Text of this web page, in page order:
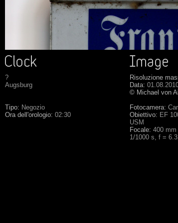
?
Augsburg
Tipo: Negozio
Ora dell'orologio: 02:30
Risoluzione
Data:
© Michael von
Fotocamera:
Obiettivo: EF
USM
Focale: 400 mm
1/1000 s, f =